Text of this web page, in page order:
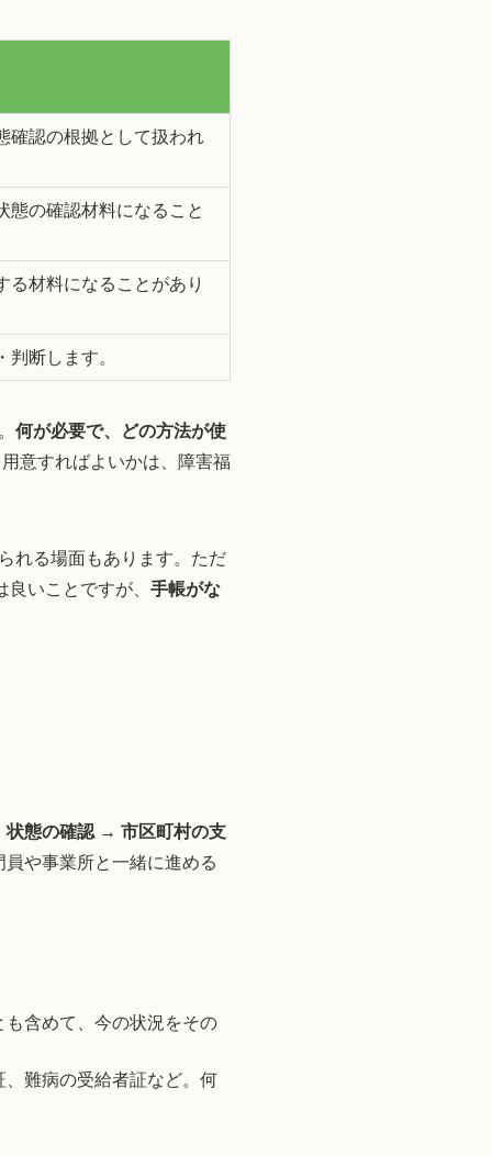
確認の根拠として扱われ
態の確認材料になること
る材料になることがあり
断します。
何が必要で、どの方法が使
意すればよいかは、障害福
れる場面もあります。ただ
いことですが、 手帳がな
態の確認 → 市区町村の支
や事業所と一緒に進める
も含めて、今の状況をその
難病の受給者証など。何